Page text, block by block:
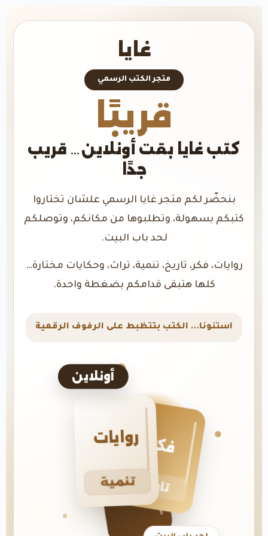
غايا
متجر الكتب الرسمي
قريبًا
كتب غايا بقت أونلاين… قريب
جدًا
بنحضّر لكم متجر غايا الرسمي علشان تختاروا
كتبكم بسهولة، وتطلبوها من مكانكم، وتوصلكم
لحد باب البيت.
روايات، فكر، تاريخ، تنمية، تراث، وحكايات مختارة…
كلها هتبقى قدامكم بضغطة واحدة.
استنونا… الكتب بتتظبط على الرفوف الرقمية
أونلاين
فكر
تاريخ
روايات
تنمية